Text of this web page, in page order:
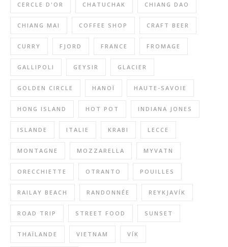
CERCLE D'OR CHATUCHAK CHIANG DAO
CHIANG MAI COFFEE SHOP CRAFT BEER
CURRY FJORD FRANCE FROMAGE
GALLIPOLI GEYSIR GLACIER
GOLDEN CIRCLE HANOÏ HAUTE-SAVOIE
HONG ISLAND HOT POT INDIANA JONES
ISLANDE ITALIE KRABI LECCE
MONTAGNE MOZZARELLA MYVATN
ORECCHIETTE OTRANTO POUILLES
RAILAY BEACH RANDONNÉE REYKJAVÍK
ROAD TRIP STREET FOOD SUNSET
THAÏLANDE VIETNAM VÍK